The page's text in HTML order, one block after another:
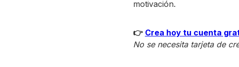
motivación.
👉 Crea hoy tu cuenta
No se necesita tarjeta de